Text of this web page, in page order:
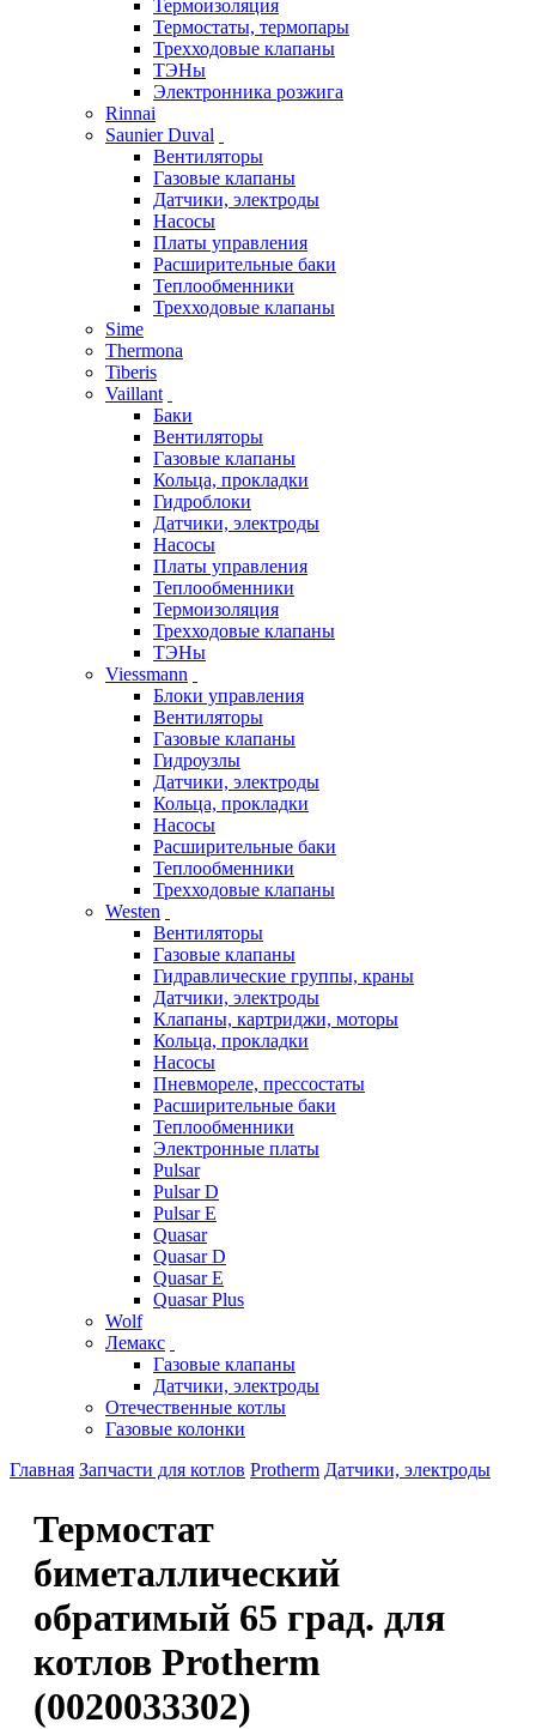
Термоизоляция
Термостаты, термопары
Трехходовые клапаны
ТЭНы
Электронника розжига
Rinnai
Saunier Duval
Вентиляторы
Газовые клапаны
Датчики, электроды
Насосы
Платы управления
Расширительные баки
Теплообменники
Трехходовые клапаны
Sime
Thermona
Tiberis
Vaillant
Баки
Вентиляторы
Газовые клапаны
Кольца, прокладки
Гидроблоки
Датчики, электроды
Насосы
Платы управления
Теплообменники
Термоизоляция
Трехходовые клапаны
ТЭНы
Viessmann
Блоки управления
Вентиляторы
Газовые клапаны
Гидроузлы
Датчики, электроды
Кольца, прокладки
Насосы
Расширительные баки
Теплообменники
Трехходовые клапаны
Westen
Вентиляторы
Газовые клапаны
Гидравлические группы, краны
Датчики, электроды
Клапаны, картриджи, моторы
Кольца, прокладки
Насосы
Пневмореле, прессостаты
Расширительные баки
Теплообменники
Электронные платы
Pulsar
Pulsar D
Pulsar E
Quasar
Quasar D
Quasar E
Quasar Plus
Wolf
Лемакс
Газовые клапаны
Датчики, электроды
Отечественные котлы
Газовые колонки
Главная Запчасти для котлов Protherm Датчики, электроды
Термостат
биметаллический
обратимый 65 град. для
котлов Protherm
(0020033302)